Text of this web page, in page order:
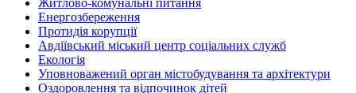
Житлово-комунальні питання
Енергозбереження
Протидія корупції
Авдіївський міський центр соціальних служб
Екологія
Уповноважений орган містобудування та архітектури
Оздоровлення та відпочинок дітей